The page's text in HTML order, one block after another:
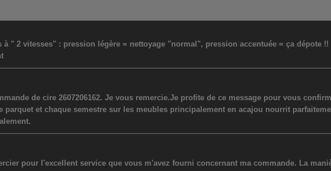
à " 2 vitesses" : pression légère = nettoyage "normal", pression accentuée = ça dépote
de cire 2607206162. Je vous remercie.Je profite de ce message pour vous
parquet et chaque semestre sur les meubles principalement en acajou nourrit
pour l'excellent service que vous m'avez fourni concernant ma commande. La